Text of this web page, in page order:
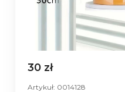
30 zł
Artykuł: 0014128